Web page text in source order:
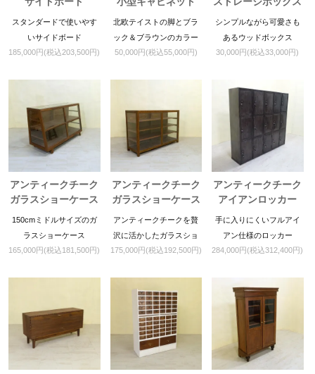
スタンダードで使いやす
いサイドボード
185,000円(税込203,500円)
北欧テイストの脚とブラ
ック＆ブラウンのカラー
が魅力的
50,000円(税込55,000円)
シンプルながら可愛さも
あるウッドボックス
30,000円(税込33,000円)
アンティークチーク
ガラスショーケース
150cmミドルサイズのガ
ラスショーケース
165,000円(税込181,500円)
アンティークチーク
ガラスショーケース
アンティークチークを贅
沢に活かしたガラスショ
ーケース
175,000円(税込192,500円)
アンティークチーク
アイアンロッカー
手に入りにくいフルアイ
アン仕様のロッカー
284,000円(税込312,400円)